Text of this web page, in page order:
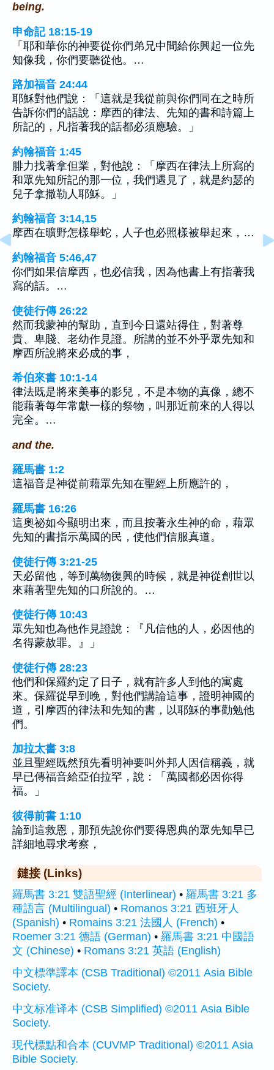
being.
申命記 18:15-19
「耶和華你的神要從你們弟兄中間給你興起一位先
知像我，你們要聽從他。…
路加福音 24:44
耶穌對他們說：「這就是我從前與你們同在之時所
告訴你們的話說：摩西的律法、先知的書和詩篇上
所記的，凡指著我的話都必須應驗。」
約翰福音 1:45
腓力找著拿但業，對他說：「摩西在律法上所寫的
和眾先知所記的那一位，我們遇見了，就是約瑟的
兒子拿撒勒人耶穌。」
約翰福音 3:14,15
摩西在曠野怎樣舉蛇，人子也必照樣被舉起來，…
約翰福音 5:46,47
你們如果信摩西，也必信我，因為他書上有指著我
寫的話。…
使徒行傳 26:22
然而我蒙神的幫助，直到今日還站得住，對著尊
貴、卑賤、老幼作見證。所講的並不外乎眾先知和
摩西所說將來必成的事，
希伯來書 10:1-14
律法既是將來美事的影兒，不是本物的真像，總不
能藉著每年常獻一樣的祭物，叫那近前來的人得以
完全。…
and the.
羅馬書 1:2
這福音是神從前藉眾先知在聖經上所應許的，
羅馬書 16:26
這奧祕如今顯明出來，而且按著永生神的命，藉眾
先知的書指示萬國的民，使他們信服真道。
使徒行傳 3:21-25
天必留他，等到萬物復興的時候，就是神從創世以
來藉著聖先知的口所說的。…
使徒行傳 10:43
眾先知也為他作見證說：『凡信他的人，必因他的
名得蒙赦罪。』」
使徒行傳 28:23
他們和保羅約定了日子，就有許多人到他的寓處
來。保羅從早到晚，對他們講論這事，證明神國的
道，引摩西的律法和先知的書，以耶穌的事勸勉他
們。
加拉太書 3:8
並且聖經既然預先看明神要叫外邦人因信稱義，就
早已傳福音給亞伯拉罕，說：「萬國都必因你得
福。」
彼得前書 1:10
論到這救恩，那預先說你們要得恩典的眾先知早已
詳細地尋求考察，
鏈接 (Links)
羅馬書 3:21 雙語聖經 (Interlinear) • 羅馬書 3:21 多
種語言 (Multilingual) • Romanos 3:21 西班牙人
(Spanish) • Romains 3:21 法國人 (French) •
Roemer 3:21 德語 (German) • 羅馬書 3:21 中國語
文 (Chinese) • Romans 3:21 英語 (English)
中文標準譯本 (CSB Traditional) ©2011 Asia Bible
Society.
中文标准译本 (CSB Simplified) ©2011 Asia Bible
Society.
現代標點和合本 (CUVMP Traditional) ©2011 Asia
Bible Society.